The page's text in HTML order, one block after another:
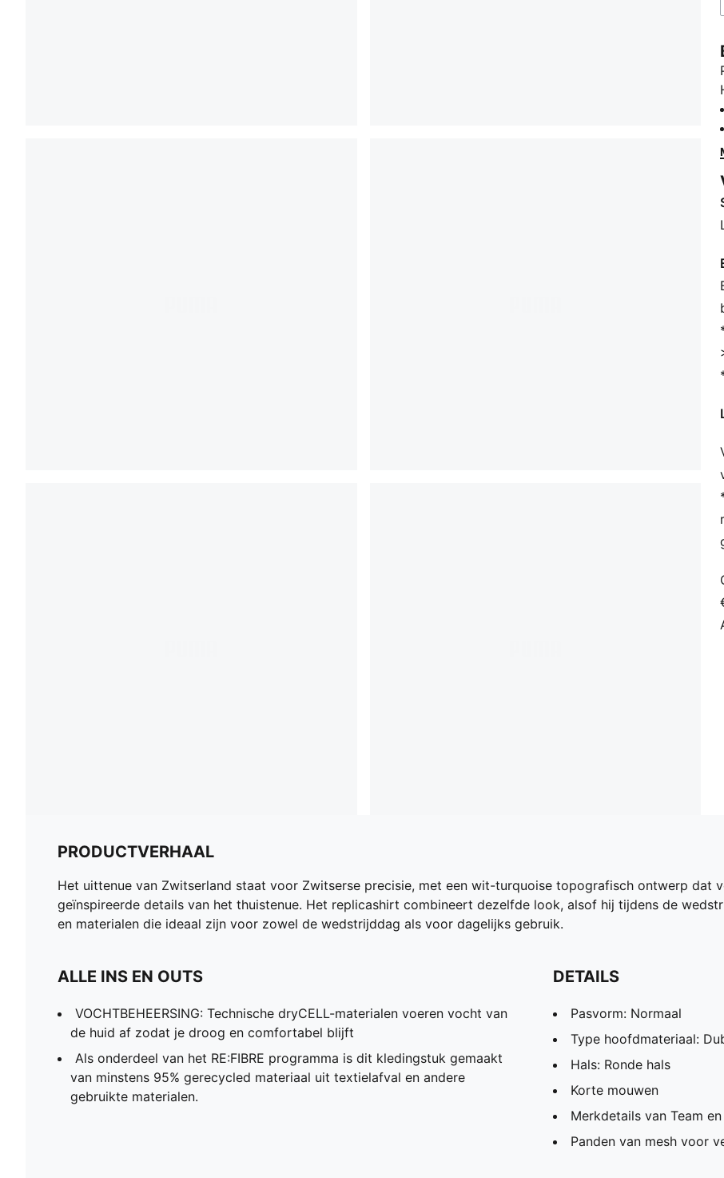
PRODUCTVERHAAL
Het uittenue van Zwitserland staat voor Zwitserse precisie, met een wit-turquoise topografisch ontwerp
geïnspireerde details van het thuistenue. Het replicashirt combineert dezelfde look, alsof hij tijdens de
en materialen die ideaal zijn voor zowel de wedstrijddag als voor dagelijks gebruik.
ALLE INS EN OUTS
VOCHTBEHEERSING: Technische dryCELL-materialen voeren vocht van
de huid af zodat je droog en comfortabel blijft
Als onderdeel van het RE:FIBRE programma is dit kledingstuk gemaakt
van minstens 95% gerecycled materiaal uit textielafval en andere
gebruikte materialen.
DETAILS
Pasvorm: Normaal
Type hoofdmateriaal:
Hals: Ronde hals
Korte mouwen
Merkdetails van Team en
Panden van mesh voor